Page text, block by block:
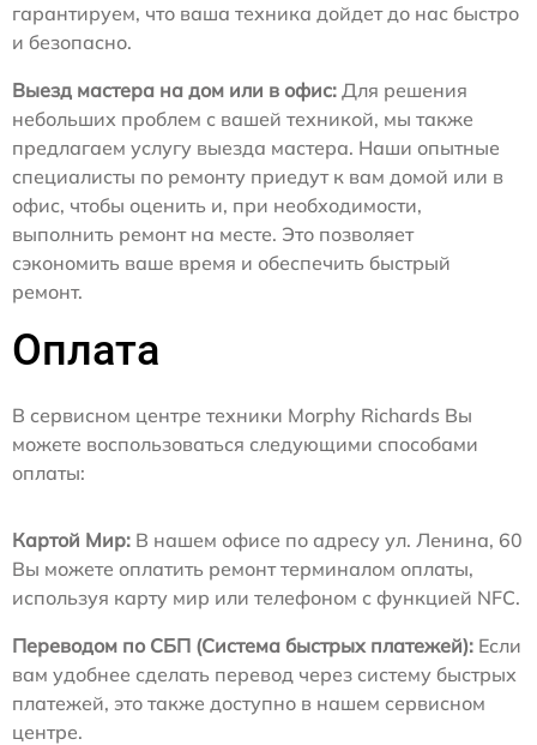
гарантируем, что ваша техника дойдет до нас быстро
и безопасно.
Выезд мастера на дом или в офис: Для решения
небольших проблем с вашей техникой, мы также
предлагаем услугу выезда мастера. Наши опытные
специалисты по ремонту приедут к вам домой или в
офис, чтобы оценить и, при необходимости,
выполнить ремонт на месте. Это позволяет
сэкономить ваше время и обеспечить быстрый
ремонт.
Оплата
В сервисном центре техники Morphy Richards Вы
можете воспользоваться следующими способами
оплаты:
Картой Мир: В нашем офисе по адресу ул. Ленина, 60
Вы можете оплатить ремонт терминалом оплаты,
используя карту мир или телефоном с функцией NFC.
Переводом по СБП (Система быстрых платежей): Если
вам удобнее сделать перевод через систему быстрых
платежей, это также доступно в нашем сервисном
центре.